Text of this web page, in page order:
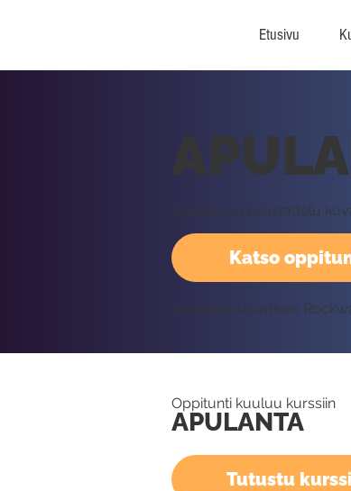
Etusivu
Katso
Apulannan haastattelu
Vaatii kirjautumisen
Oppitunti kuuluu kurssiin
APULANTA
Tutustu